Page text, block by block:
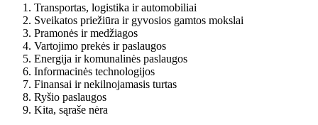
Transportas, logistika ir automobiliai
Sveikatos priežiūra ir gyvosios gamtos mokslai
Pramonės ir medžiagos
Vartojimo prekės ir paslaugos
Energija ir komunalinės paslaugos
Informacinės technologijos
Finansai ir nekilnojamasis turtas
Ryšio paslaugos
Kita, sąraše nėra